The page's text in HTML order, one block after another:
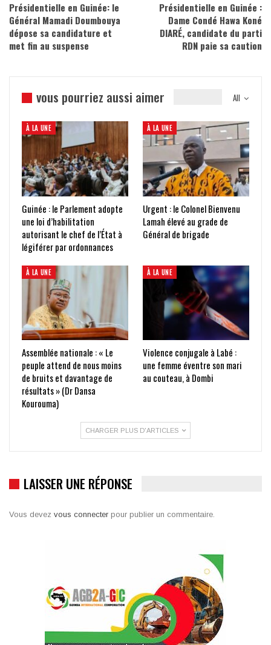
Présidentielle en Guinée: le
Général Mamadi Doumbouya
dépose sa candidature et
met fin au suspense
Présidentielle en Guinée :
Dame Condé Hawa Koné
DIARÉ, candidate du parti
RDN paie sa caution
All
vous pourriez aussi aimer
À LA UNE
Guinée : le Parlement adopte
une loi d’habilitation
autorisant le chef de l’État à
légiférer par ordonnances
À LA UNE
Urgent : le Colonel Bienvenu
Lamah élevé au grade de
Général de brigade
À LA UNE
Assemblée nationale : « Le
peuple attend de nous moins
de bruits et davantage de
résultats » (Dr Dansa
Kourouma)
À LA UNE
Violence conjugale à Labé :
une femme éventre son mari
au couteau, à Dombi
CHARGER PLUS D'ARTICLES
LAISSER UNE RÉPONSE
Vous devez vous connecter pour publier un commentaire.